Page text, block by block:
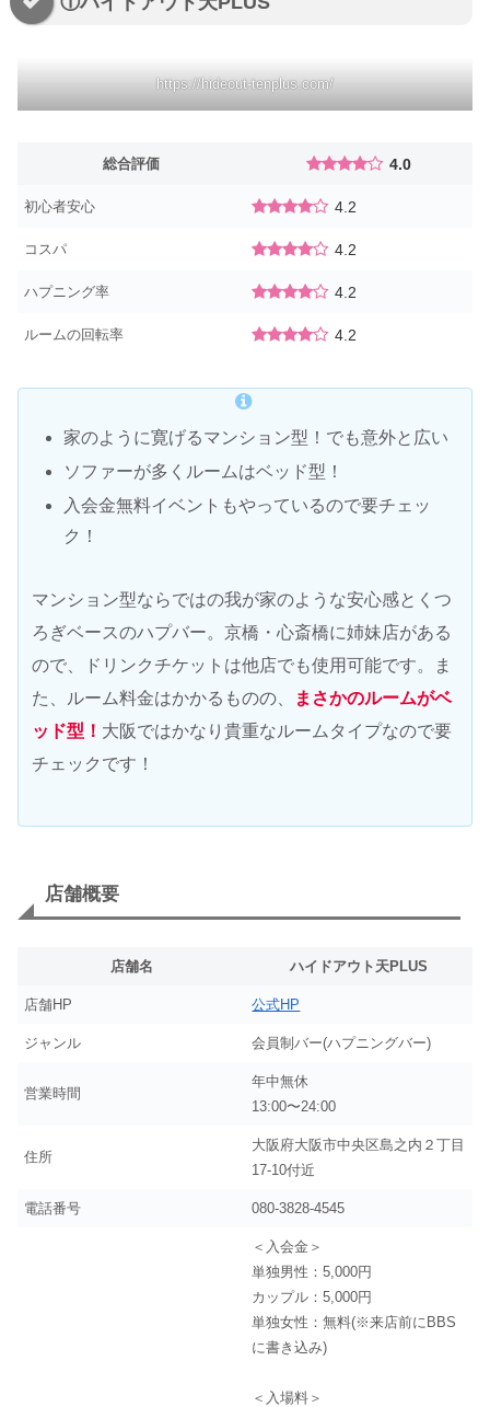
https://hideout-tenplus.com/
総合評価 4.0
初心者安心 4.2
コスパ 4.2
ハプニング率 4.2
ルームの回転率 4.2
家のように寛げるマンション型！でも意外と広い
ソファーが多くルームはベッド型！
入会金無料イベントもやっているので要チェッ
ク！
マンション型ならではの我が家のような安心感とくつ
ろぎベースのハプバー。京橋・心斎橋に姉妹店がある
ので、ドリンクチケットは他店でも使用可能です。ま
た、ルーム料金はかかるものの、
まさかのルームがベ
ッド型！ 大阪ではかなり貴重なルームタイプなので要
チェックです！
店舗概要
店舗名 ハイドアウト天PLUS
店舗HP 公式HP
ジャンル 会員制バー(ハプニングバー)
営業時間
年中無休
13:00〜24:00
住所
大阪府大阪市中央区島之内２丁目
17-10付近
電話番号 080-3828-4545
＜入会金＞
単独男性：5,000円
カップル：5,000円
単独女性：無料(※来店前にBBS
に書き込み)
＜入場料＞